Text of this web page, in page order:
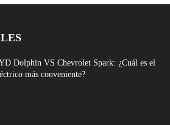
Dolphin VS Chevrolet Spark: ¿Cuál es el
más conveniente?